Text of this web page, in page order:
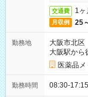
交通費 1ヶ
月収例 25
勤務地
大阪市北区
大阪駅から
医薬品メ
勤務時間 08:30-